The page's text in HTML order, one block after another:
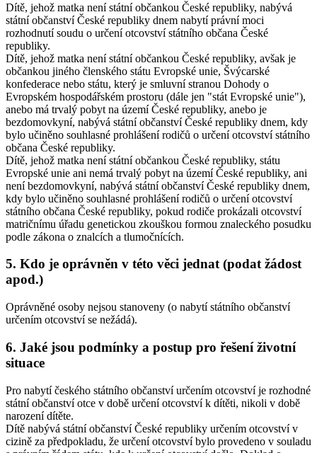
Dítě, jehož matka není státní občankou České republiky, nabývá
státní občanství České republiky dnem nabytí právní moci
rozhodnutí soudu o určení otcovství státního občana České
republiky.
Dítě, jehož matka není státní občankou České republiky, avšak je
občankou jiného členského státu Evropské unie, Švýcarské
konfederace nebo státu, který je smluvní stranou Dohody o
Evropském hospodářském prostoru (dále jen "stát Evropské unie"),
anebo má trvalý pobyt na území České republiky, anebo je
bezdomovkyní, nabývá státní občanství České republiky dnem, kdy
bylo učiněno souhlasné prohlášení rodičů o určení otcovství státního
občana České republiky.
Dítě, jehož matka není státní občankou České republiky, státu
Evropské unie ani nemá trvalý pobyt na území České republiky, ani
není bezdomovkyní, nabývá státní občanství České republiky dnem,
kdy bylo učiněno souhlasné prohlášení rodičů o určení otcovství
státního občana České republiky, pokud rodiče prokázali otcovství
matričnímu úřadu genetickou zkouškou formou znaleckého posudku
podle zákona o znalcích a tlumočnících.
5. Kdo je oprávněn v této věci jednat (podat žádost
apod.)
Oprávněné osoby nejsou stanoveny (o nabytí státního občanství
určením otcovství se nežádá).
6. Jaké jsou podmínky a postup pro řešení životní
situace
Pro nabytí českého státního občanství určením otcovství je rozhodné
státní občanství otce v době určení otcovství k dítěti, nikoli v době
narození dítěte.
Dítě nabývá státní občanství České republiky určením otcovství v
cizině za předpokladu, že určení otcovství bylo provedeno v souladu